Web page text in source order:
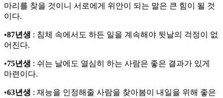
마리를 찾을 것이니 서로에게 위안이 되는 말은 큰 힘이 될 것
이다.
•87년생 : 침체 속에서도 하든 일을 계속해야 뒷날의 걱정이 없
어진다.
•75년생 : 쉬는 날에도 열심히 하는 사람은 좋은 결과가 있게
마련이다.
•63년생 : 재능을 인정해줄 사람을 찾아봄이 내일을 위해 좋은